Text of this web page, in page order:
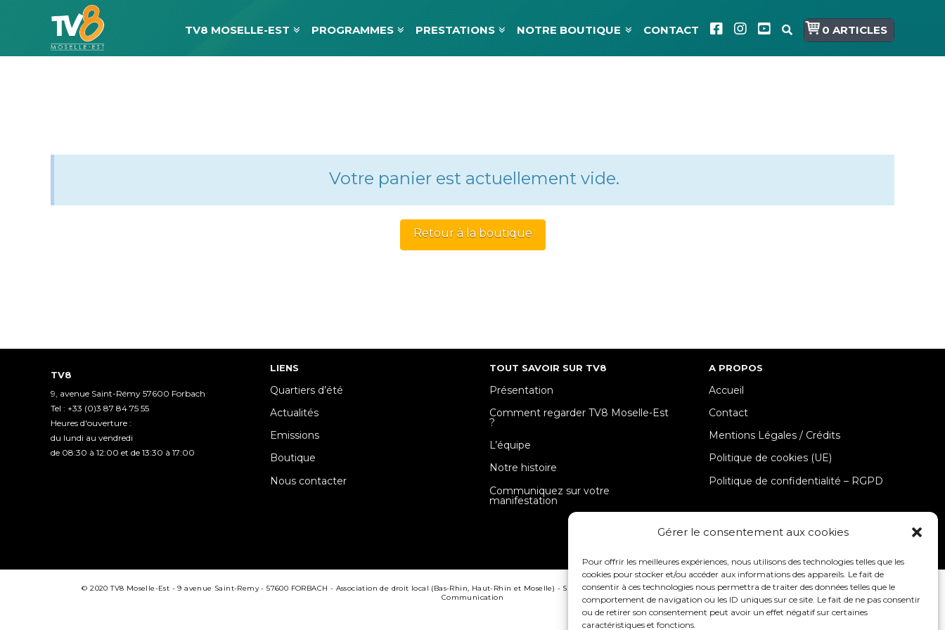
Gérer le consentement aux cookies
Pour offrir les meilleures expériences, nous utilisons des technologies telles que les
cookies pour stocker et/ou accéder aux informations des appareils. Le fait de
consentir à ces technologies nous permettra de traiter des données telles que le
comportement de navigation ou les ID uniques sur ce site. Le fait de ne pas consentir
ou de retirer son consentement peut avoir un effet négatif sur certaines
caractéristiques et fonctions.
TV8 MOSELLE-EST PROGRAMMES PRESTATIONS NOTRE BOUTIQUE CONTACT 0 ARTICLES
Votre panier est actuellement vide.
Retour à la boutique
TV8
9, avenue Saint-Rémy 57600 Forbach
Tel : +33 (0)3 87 84 75 55
Heures d'ouverture :
du lundi au vendredi
de 08:30 à 12:00 et de 13:30 à 17:00
LIENS
Quartiers d’été
Actualités
Emissions
Boutique
Nous contacter
TOUT SAVOIR SUR TV8
Présentation
Comment regarder TV8 Moselle-Est
?
L’équipe
Notre histoire
Communiquez sur votre
manifestation
A PROPOS
Accueil
Contact
Mentions Légales / Crédits
Politique de cookies (UE)
Politique de confidentialité – RGPD
© 2020 TV8 Moselle-Est - 9 avenue Saint-Remy - 57600 FORBACH - Association de droit local (Bas-Rhin, Haut-Rhin et Moselle) - SIRET : 510 405 509 00017 –Création et programmation de sites internet : Déclic
Communication